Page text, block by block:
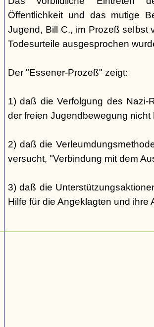
Öffentlichkeit und das mutige
Jugend, Bill C., im Prozeß selbst
Todesurteile ausgesprochen
Der "Essener-Prozeß" zeigt:
1) daß die Verfolgung des Nazi-
der freien Jugendbewegung nicht
2) daß die
versucht, "Verbindung mit dem
3) daß die
Hilfe für die Angeklagten und ihre